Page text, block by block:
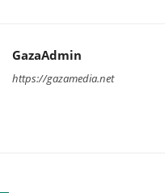
GazaAdmin
https://gazamedia.net